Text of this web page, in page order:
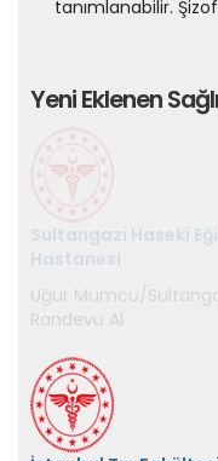
tanımlanabilir.
Yeni Eklenen
Sultangazi Haseki
Hastanesi
İstanbul Tıp
Çapa/Fatih/İstanbul
Randevu Al